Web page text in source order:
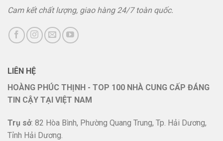
Cam kết chất lượng, giao hàng 24/7 toàn quốc.
LIÊN HỆ
HOÀNG PHÚC THỊNH - TOP 100 NHÀ CUNG CẤP ĐÁNG
TIN CẬY TẠI VIỆT NAM
Trụ sở: 82 Hòa Bình, Phường Quang Trung, Tp. Hải Dương,
Tỉnh Hải Dương.